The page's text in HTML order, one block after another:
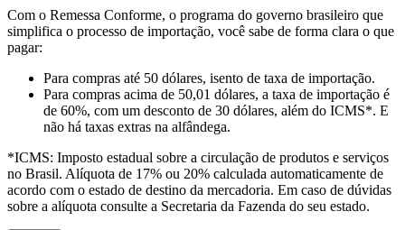
Com o Remessa Conforme, o programa do governo brasileiro que
simplifica o processo de importação, você sabe de forma clara o que
pagar:
Para compras até 50 dólares, isento de taxa de importação.
Para compras acima de 50,01 dólares, a taxa de importação é
de 60%, com um desconto de 30 dólares, além do ICMS*. E
não há taxas extras na alfândega.
*ICMS: Imposto estadual sobre a circulação de produtos e serviços
no Brasil. Alíquota de 17% ou 20% calculada automaticamente de
acordo com o estado de destino da mercadoria. Em caso de dúvidas
sobre a alíquota consulte a Secretaria da Fazenda do seu estado.